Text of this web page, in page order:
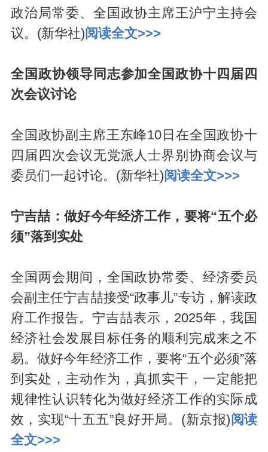
政治局常委、全国政协主席王沪宁主持会
议。(新华社)阅读全文>>>
全国政协领导同志参加全国政协十四届四
次会议讨论
全国政协副主席王东峰10日在全国政协十
四届四次会议无党派人士界别协商会议与
委员们一起讨论。(新华社)阅读全文>>>
宁吉喆：做好今年经济工作，要将“五个必
须”落到实处
全国两会期间，全国政协常委、经济委员
会副主任宁吉喆接受“政事儿”专访，解读政
府工作报告。宁吉喆表示，2025年，我国
经济社会发展目标任务的顺利完成来之不
易。做好今年经济工作，要将“五个必须”落
到实处，主动作为，真抓实干，一定能把
规律性认识转化为做好经济工作的实际成
效，实现“十五五”良好开局。(新京报)阅读
全文>>>